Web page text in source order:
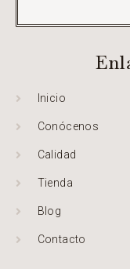
Inicio
Conócenos
Calidad
Tienda
Blog
Contacto